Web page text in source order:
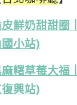
鮮奶甜甜圈
國小站)
糬草莓大福
興站)